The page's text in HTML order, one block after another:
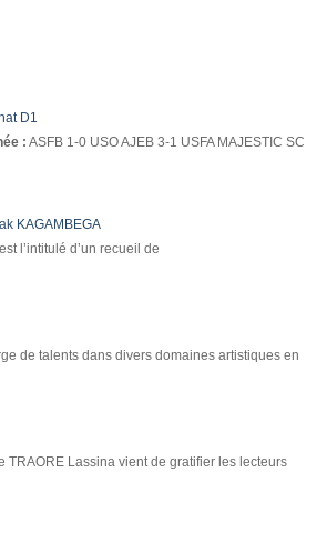
D1
: ASFB 1-0 USO AJEB 3-1 USFA MAJESTIC SC
KAGAMBEGA
l’intitulé d’un recueil de
de talents dans divers domaines artistiques en
TRAORE Lassina vient de gratifier les lecteurs